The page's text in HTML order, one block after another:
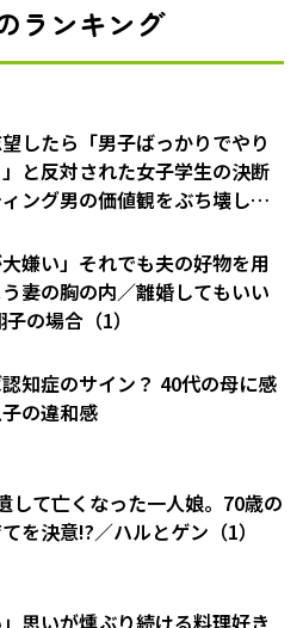
ランキング
したら「男子ばっかりでやり
と反対された女子学生の決断
ング男の価値観をぶち壊した
大嫌い」それでも夫の好物を用
妻の胸の内／離婚してもいい
の場合（1）
知症のサイン？ 40代の母に感
の違和感
して亡くなった一人娘。70歳の
を決意!?／ハルとゲン（1）
」思いが燻ぶり続ける料理好き